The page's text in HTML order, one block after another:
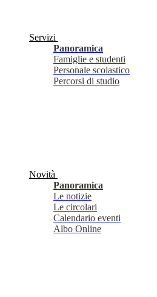
Servizi
Panoramica
Famiglie e studenti
Personale scolastico
Percorsi di studio
Novità
Panoramica
Le notizie
Le circolari
Calendario eventi
Albo Online